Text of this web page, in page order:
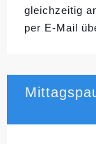
gleichzeitig
per E-Mail